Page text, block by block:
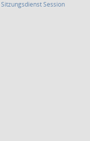
SitzungsdienstSession(Wird in